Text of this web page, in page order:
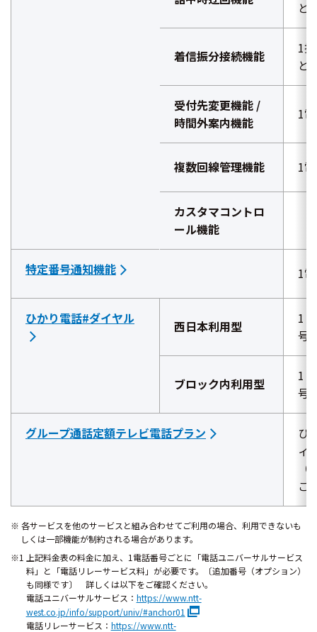
と
着信振分接続機能
1
と
受付先変更機能 /
時間外案内機能
1
複数回線管理機能 1
カスタマコントロ
ール機能
特定番号通知機能 1
ひかり電話#ダイヤル 西日本利用型
1♯
号
ブロック内利用型
1♯
号
グループ通話定額テレビ電話プラン
ひ
ィ
ご
各サービスを他のサービスと組み合わせてご利用の場合、利用できないも
しくは一部機能が制約される場合があります。
※1 上記料金表の料金に加え、1電話番号ごとに「電話ユニバーサルサービス
料」と「電話リレーサービス料」が必要です。〔追加番号（オプション）
も同様です〕 詳しくは以下をご確認ください。
電話ユニバーサルサービス： https://www.ntt-
west.co.jp/info/support/univ/#anchor01
電話リレーサービス： https://www.ntt-